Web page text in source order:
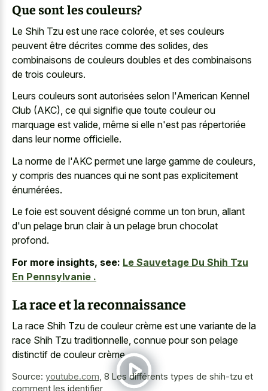
Que sont les couleurs?
Le Shih Tzu est une race colorée, et ses couleurs
peuvent être décrites comme des solides, des
combinaisons de couleurs doubles et des combinaisons
de trois couleurs.
Leurs couleurs sont autorisées selon l'American Kennel
Club (AKC), ce qui signifie que toute couleur ou
marquage est valide, même si elle n'est pas répertoriée
dans leur norme officielle.
La norme de l'AKC permet une large gamme de couleurs,
y compris des nuances qui ne sont pas explicitement
énumérées.
Le foie est souvent désigné comme un ton brun, allant
d'un pelage brun clair à un pelage brun chocolat
profond.
For more insights, see: Le Sauvetage Du Shih Tzu
En Pennsylvanie .
La race et la reconnaissance
La race Shih Tzu de couleur crème est une variante de la
race Shih Tzu traditionnelle, connue pour son pelage
distinctif de couleur crème.
Source: youtube.com 8 Les différents types de shih-tzu et
comment les identifier